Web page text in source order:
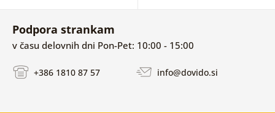
Podpora strankam
v času delovnih dni Pon-Pet: 10:00 - 15:00
+386 1810 87 57 info@dovido.si